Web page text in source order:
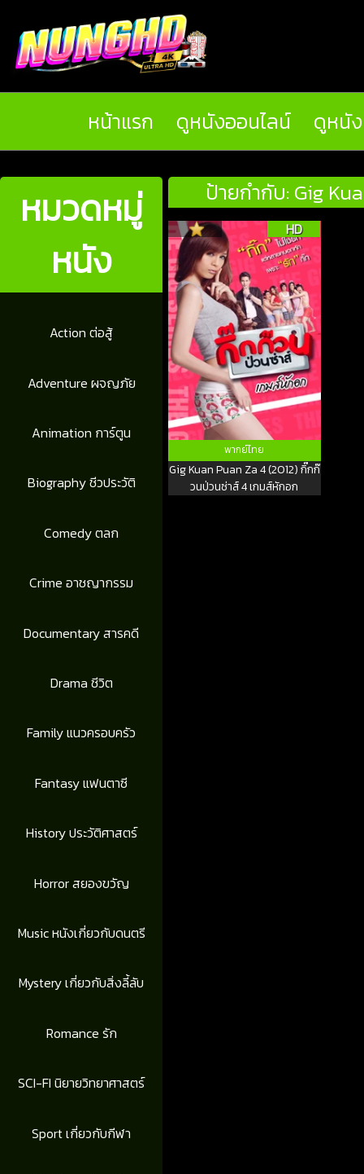
หน้าแรก ดูหนังออนไลน์ ดูหนั
หมวดหมู่
หนัง
Action ต่อสู้
Adventure ผจญภัย
Animation การ์ตูน
Biography ชีวประวัติ
Comedy ตลก
Crime อาชญากรรม
Documentary สารคดี
Drama ชีวิต
Family แนวครอบครัว
Fantasy แฟนตาซี
History ประวัติศาสตร์
Horror สยองขวัญ
Music หนังเกี่ยวกับดนตรี
Mystery เกี่ยวกับสิ่งลี้ลับ
Romance รัก
SCI-FI นิยายวิทยาศาสตร์
Sport เกี่ยวกับกีฬา
ป้ายกำกับ: Gig
HD
พากย์ไทย
Gig Kuan Puan Za 4 (2012) กิ๊กก๊
วนป่วนซ่าส์ 4 เกมส์หักอก